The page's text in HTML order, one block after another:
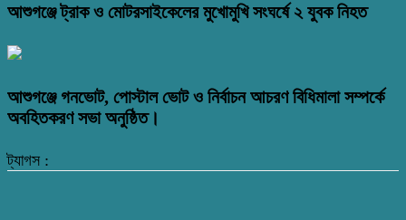
আশুগঞ্জে ট্রাক ও মোটরসাইকেলের মুখোমুখি সংঘর্ষে ২ যুবক নিহত
আশুগঞ্জে গনভোট, পোস্টাল ভোট ও নির্বাচন আচরণ বিধিমালা সম্পর্কে
অবহিতকরণ সভা অনুষ্ঠিত।
ট্যাগস :